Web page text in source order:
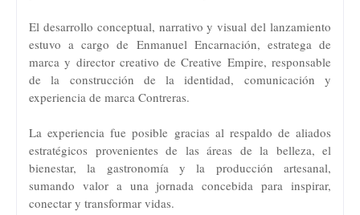
El desarrollo conceptual, narrativo y visual del lanzamiento
estuvo a cargo de Enmanuel Encarnación, estratega de
marca y director creativo de Creative Empire, responsable
de la construcción de la identidad, comunicación y
experiencia de marca Contreras.
La experiencia fue posible gracias al respaldo de aliados
estratégicos provenientes de las áreas de la belleza, el
bienestar, la gastronomía y la producción artesanal,
sumando valor a una jornada concebida para inspirar,
conectar y transformar vidas.